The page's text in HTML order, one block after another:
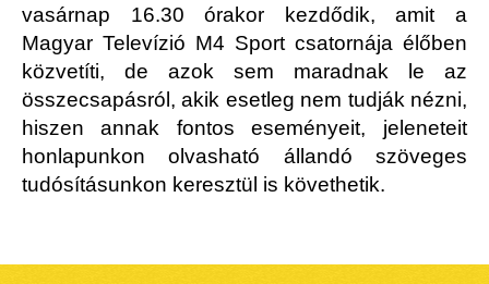
vasárnap 16.30 órakor kezdődik, amit a
Magyar Televízió M4 Sport csatornája élőben
közvetíti, de azok sem maradnak le az
összecsapásról, akik esetleg nem tudják nézni,
hiszen annak fontos eseményeit, jeleneteit
honlapunkon olvasható állandó szöveges
tudósításunkon keresztül is követhetik.